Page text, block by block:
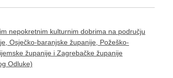
nepokretnim kulturnim dobrima na području
Osječko-baranjske županije, Požeško-
županije i Zagrebačke županije
Odluke)